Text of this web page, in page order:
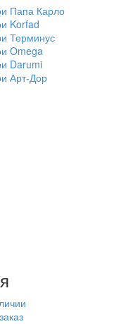
Папа Карло
Korfad
Терминус
Omega
Darumi
Арт-Дор